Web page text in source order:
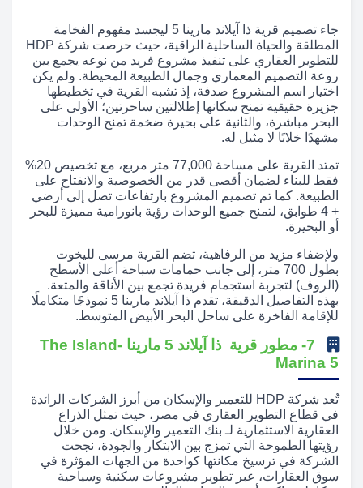
جاء تصميم قرية ذا آيلاند مارينا 5 ليجسد مفهوم الفخامة
المطلقة والحياة الساحلية الراقية، حيث حرصت شركة HDP
للتطوير العقاري على تنفيذ مشروع فريد من نوعه يجمع بين
روعة التصميم المعماري وجمال الطبيعة المحيطة. ولم يكن
اختيار اسم المشروع صدفة، إذ تشبه القرية في تخطيطها
جزيرة حقيقية تمنح سكانها إطلالتين ساحرتين؛ الأولى على
البحر مباشرة، والثانية على بحيرة ضخمة تمنح الوحدات
مشهدًا خلابًا لا مثيل له.
تمتد القرية على مساحة 77,000 متر مربع، مع تخصيص 20%
فقط للبناء لضمان أقصى قدر من الخصوصية والانفتاح على
الطبيعة. كما تم تصميم المشروع بارتفاعات تصل إلى أرضي
+ 4 طوابق، لتمنح جميع الوحدات رؤية بانورامية مميزة للبحر
أو البحيرة.
ولإضفاء مزيد من الرفاهية، تضم القرية مرسى لليخوت
بطول 700 متر، إلى جانب حمامات سباحة أعلى الأسطح
(الروف) لتجربة استجمام فريدة تجمع بين الأناقة والمتعة.
بهذه التفاصيل الدقيقة، تقدم ذا آيلاند مارينا 5 نموذجًا متكاملًا
للإقامة الفاخرة على ساحل البحر الأبيض المتوسط.
7- مطور قرية ذا آيلاند 5 مارينا -The Island
Marina 5
تُعد شركة HDP للتعمير والإسكان من أبرز الشركات الرائدة
في قطاع التطوير العقاري في مصر، حيث تمثل الذراع
العقارية الاستثمارية لـ بنك التعمير والإسكان. ومن خلال
رؤيتها الطموحة التي تمزج بين الابتكار والجودة، نجحت
الشركة في ترسيخ مكانتها كواحدة من الجهات المؤثرة في
سوق العقارات، عبر تطوير مشروعات سكنية وسياحية